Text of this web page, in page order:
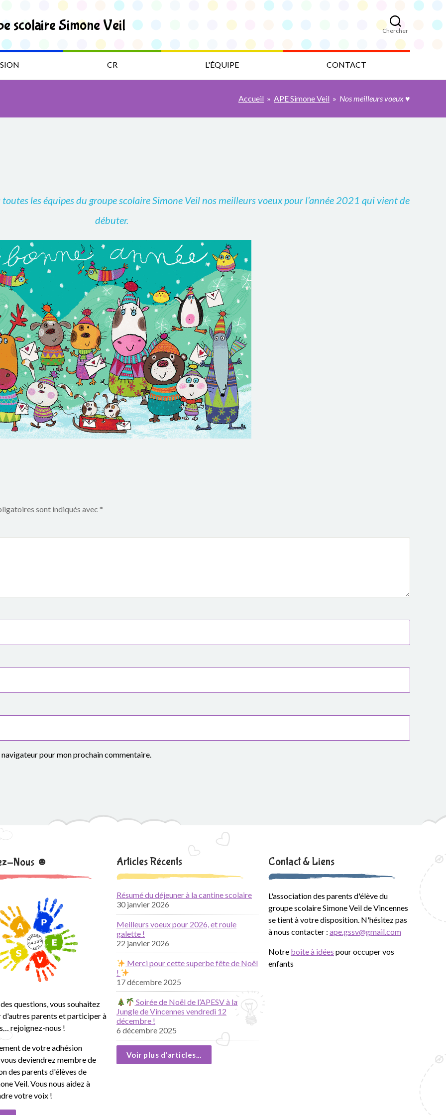
scolaire Simone Veil Chercher
CR L'ÉQUIPE CONTACT
Accueil » APE Simone Veil » Nos meilleurs voeux ♥
les équipes du groupe scolaire Simone Veil nos meilleurs voeux pour l’année 2021 qui vient de
débuter.
sont indiqués avec *
pour mon prochain commentaire.
Nous ☻
questions, vous souhaitez
parents et participer à
rejoignez-nous !
de votre adhésion
deviendrez membre de
des parents d'élèves de
Veil. Vous nous aidez à
votre voix !
Articles Récents
Résumé du déjeuner à la cantine scolaire
30 janvier 2026
Meilleurs voeux pour 2026, et roule
galette !
22 janvier 2026
Merci pour cette superbe fête de Noël
!
17 décembre 2025
Soirée de Noël de l’APESV à la
Jungle de Vincennes vendredi 12
décembre !
6 décembre 2025
Voir plus d'articles...
Contact & Liens
L'association des parents d'élève du
groupe scolaire Simone Veil de Vincennes
se tient à votre disposition. N'hésitez pas
à nous contacter : ape.gssv@gmail.com
Notre boite à idées pour occuper vos
enfants